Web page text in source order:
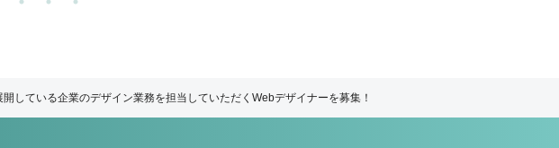
している企業のデザイン業務を担当していただくWebデザイナーを募集！